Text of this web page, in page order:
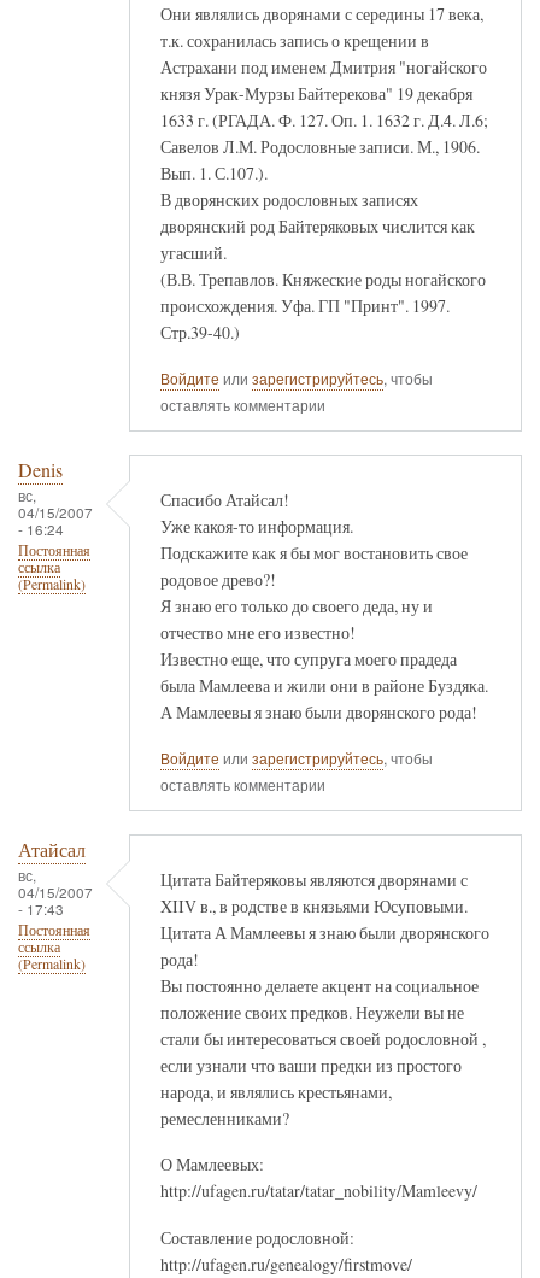
Они являлись дворянами с середины 17 века,
т.к. сохранилась запись о крещении в
Астрахани под именем Дмитрия "ногайского
князя Урак-Мурзы Байтерекова" 19 декабря
1633 г. (РГАДА. Ф. 127. Оп. 1. 1632 г. Д.4. Л.6;
Савелов Л.М. Родословные записи. М., 1906.
Вып. 1. С.107.).
В дворянских родословных записях
дворянский род Байтеряковых числится как
угасший.
(В.В. Трепавлов. Княжеские роды ногайского
происхождения. Уфа. ГП "Принт". 1997.
Стр.39-40.)
Войдите или зарегистрируйтесь, чтобы
оставлять комментарии
Denis
вс,
04/15/2007
- 16:24
Постоянная
ссылка
(Permalink)
Спасибо Атайсал!
Уже какоя-то информация.
Подскажите как я бы мог востановить свое
родовое древо?!
Я знаю его только до своего деда, ну и
отчество мне его известно!
Известно еще, что супруга моего прадеда
была Мамлеева и жили они в районе Буздяка.
А Мамлеевы я знаю были дворянского рода!
Войдите или зарегистрируйтесь, чтобы
оставлять комментарии
Атайсал
вс,
04/15/2007
- 17:43
Постоянная
ссылка
(Permalink)
Цитата Байтеряковы являются дворянами с
XIIV в., в родстве в князьями Юсуповыми.
Цитата А Мамлеевы я знаю были дворянского
рода!
Вы постоянно делаете акцент на социальное
положение своих предков. Неужели вы не
стали бы интересоваться своей родословной ,
если узнали что ваши предки из простого
народа, и являлись крестьянами,
ремесленниками?
О Мамлеевых:
http://ufagen.ru/tatar/tatar_nobility/Mamleevy/
Составление родословной:
http://ufagen.ru/genealogy/firstmove/